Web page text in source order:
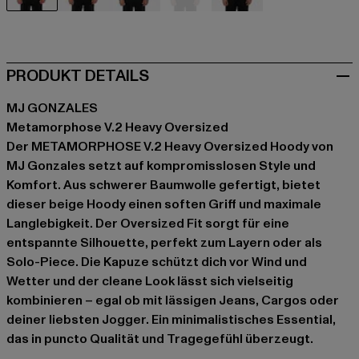
PRODUKT DETAILS
MJ GONZALES
Metamorphose V.2 Heavy Oversized
Der METAMORPHOSE V.2 Heavy Oversized Hoody von
MJ Gonzales setzt auf kompromisslosen Style und
Komfort. Aus schwerer Baumwolle gefertigt, bietet
dieser beige Hoody einen soften Griff und maximale
Langlebigkeit. Der Oversized Fit sorgt für eine
entspannte Silhouette, perfekt zum Layern oder als
Solo-Piece. Die Kapuze schützt dich vor Wind und
Wetter und der cleane Look lässt sich vielseitig
kombinieren – egal ob mit lässigen Jeans, Cargos oder
deiner liebsten Jogger. Ein minimalistisches Essential,
das in puncto Qualität und Tragegefühl überzeugt.